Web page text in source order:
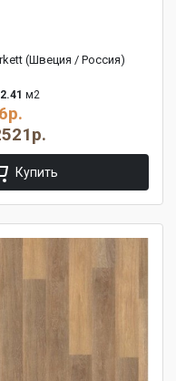
(Швеция / Россия)
2.41 м2
Купить